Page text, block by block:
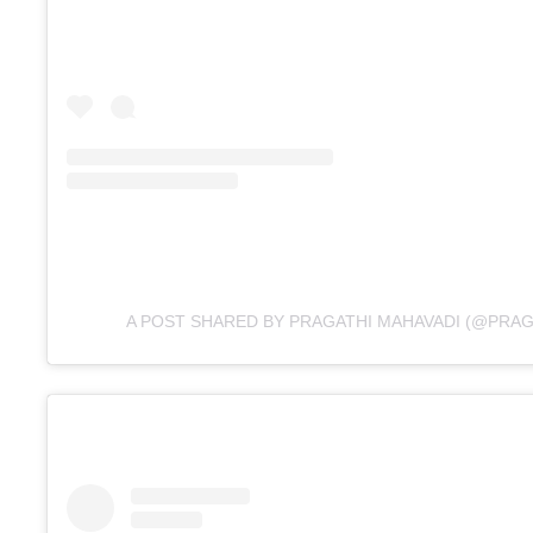
A POST SHARED BY PRAGATHI MAHAVADI